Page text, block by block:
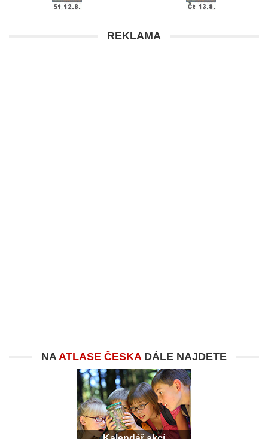
REKLAMA
NAATLASE ČESKADÁLE NAJDETE